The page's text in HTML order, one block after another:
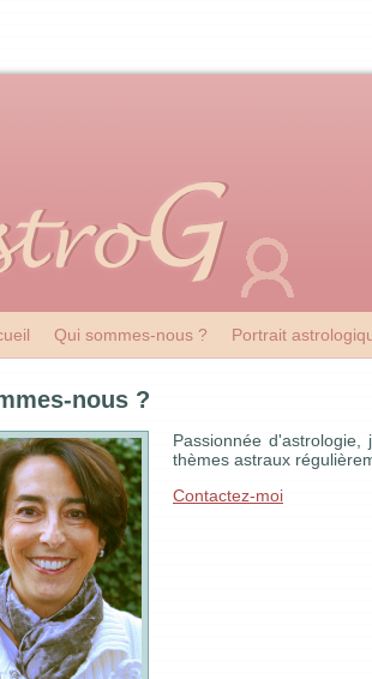
Qui sommes-nous ? Portrait
nous ?
Passionnée
thèmes astraux
Contactez-moi